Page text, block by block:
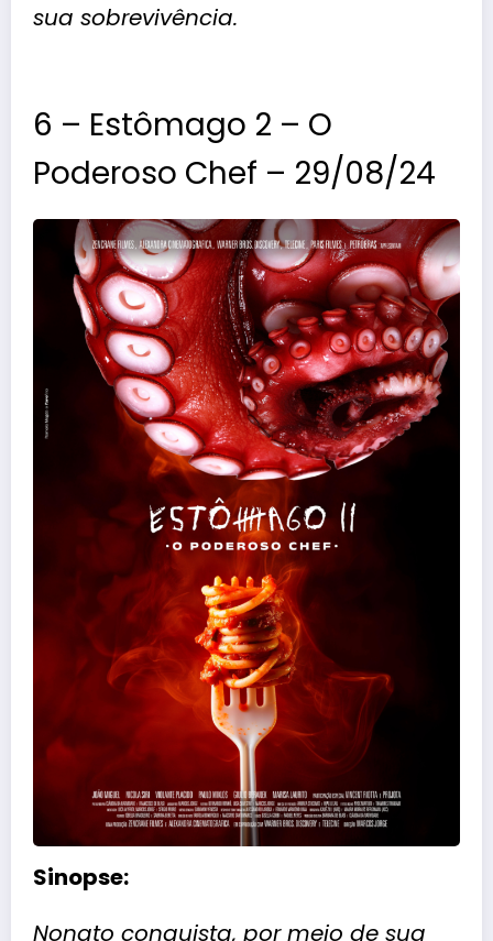
sua sobrevivência.
6 – Estômago 2 – O
Poderoso Chef – 29/08/24
Sinopse:
Nonato conquista, por meio de sua